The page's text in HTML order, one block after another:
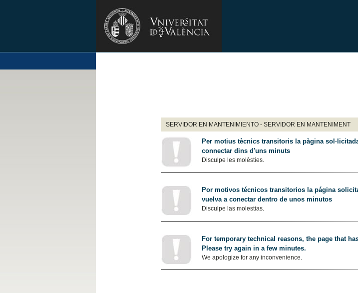
SERVIDOR EN MANTENIMIENTO - SERVIDOR EN MANTENIMENT
Per motius tècnics transitoris la pàgina
connectar dins d'uns minuts
Disculpe les molèsties.
Por motivos técnicos transitorios la página
vuelva a conectar dentro de unos minutos
Disculpe las molestias.
For temporary technical reasons, the page that
Please try again in a few minutes.
We apologize for any inconvenience.